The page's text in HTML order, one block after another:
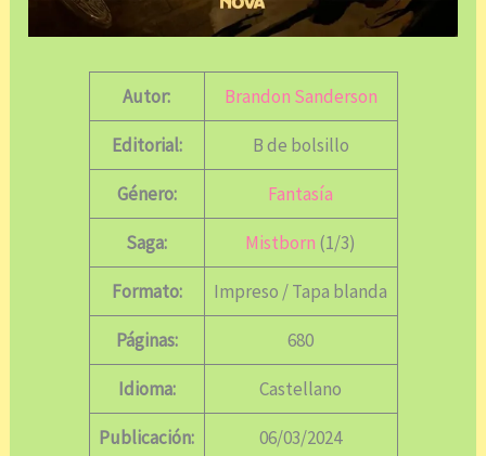
Autor: Brandon Sanderson
Editorial: B de bolsillo
Género: Fantasía
Saga: Mistborn (1/3)
Formato: Impreso / Tapa blanda
Páginas: 680
Idioma: Castellano
Publicación: 06/03/2024